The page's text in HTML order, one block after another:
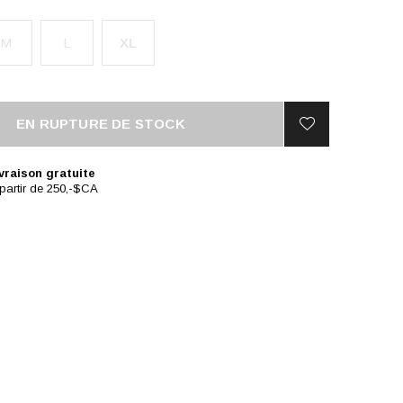
M L XL
EN RUPTURE DE STOCK
gratuite
de 250,-$CA